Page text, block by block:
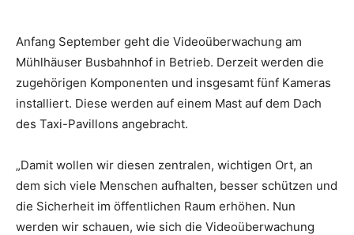
Anfang September geht die Videoüberwachung am
Mühlhäuser Busbahnhof in Betrieb. Derzeit werden die
zugehörigen Komponenten und insgesamt fünf Kameras
installiert. Diese werden auf einem Mast auf dem Dach
des Taxi-Pavillons angebracht.
„Damit wollen wir diesen zentralen, wichtigen Ort, an
dem sich viele Menschen aufhalten, besser schützen und
die Sicherheit im öffentlichen Raum erhöhen. Nun
werden wir schauen, wie sich die Videoüberwachung